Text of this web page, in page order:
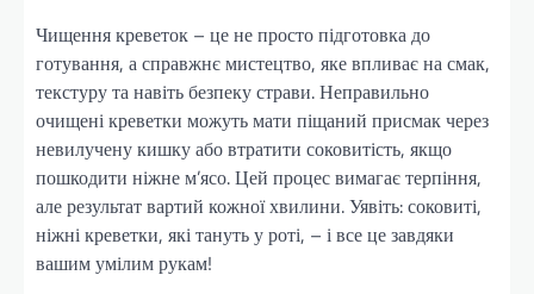
Чищення креветок – це не просто підготовка до
готування, а справжнє мистецтво, яке впливає на смак,
текстуру та навіть безпеку страви. Неправильно
очищені креветки можуть мати піщаний присмак через
невилучену кишку або втратити соковитість, якщо
пошкодити ніжне м’ясо. Цей процес вимагає терпіння,
але результат вартий кожної хвилини. Уявіть: соковиті,
ніжні креветки, які тануть у роті, – і все це завдяки
вашим умілим рукам!